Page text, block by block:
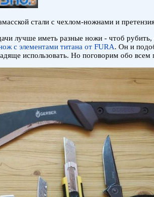
стали с чехлом-ножнами и
лучше иметь разные ножи - чтоб рубить,
с элементами титана от FURA. Он и
использовать. Но поговорим обо всем